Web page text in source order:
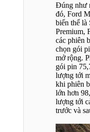
Đúng như
đó, Ford
biến thể là
Premium,
các phiên
chọn gói
mở rộng.
gói pin
lượng tới
khi phiên
lớn hơn
lượng tới
trước và